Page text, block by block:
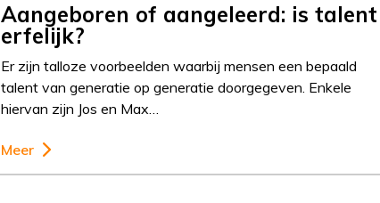
Aangeboren of aangeleerd: is talent
erfelijk?
Er zijn talloze voorbeelden waarbij mensen een bepaald
talent van generatie op generatie doorgegeven. Enkele
hiervan zijn Jos en Max…
Meer